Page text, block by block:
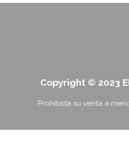
Copyright © 2023
Prohibida su venta a